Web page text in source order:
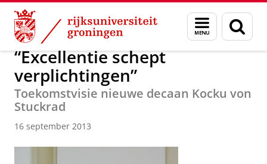
Skip
Content
Skip
Navigation
Menu
en
zoeken
Over ons Actueel Nieuws Nieuwsberichten
“Excellentie schept
verplichtingen”
Toekomstvisie nieuwe decaan Kocku von
Stuckrad
16 september 2013